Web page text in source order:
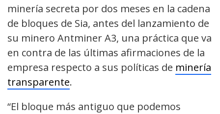
minería secreta por dos meses en la cadena
de bloques de Sia, antes del lanzamiento de
su minero Antminer A3, una práctica que va
en contra de las últimas afirmaciones de la
empresa respecto a sus políticas de minería
transparente.
“El bloque más antiguo que podemos